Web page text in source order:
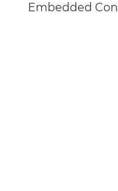
Embedded